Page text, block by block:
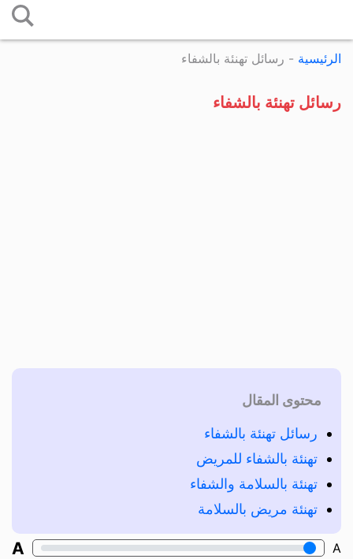
إلى
الرئيسية - رسائل تهنئة بالشفاء
رسائل تهنئة بالشفاء
محتوى المقال
رسائل تهنئة بالشفاء
تهنئة بالشفاء للمريض
تهنئة بالسلامة والشفاء
تهنئة مريض بالسلامة
A
A